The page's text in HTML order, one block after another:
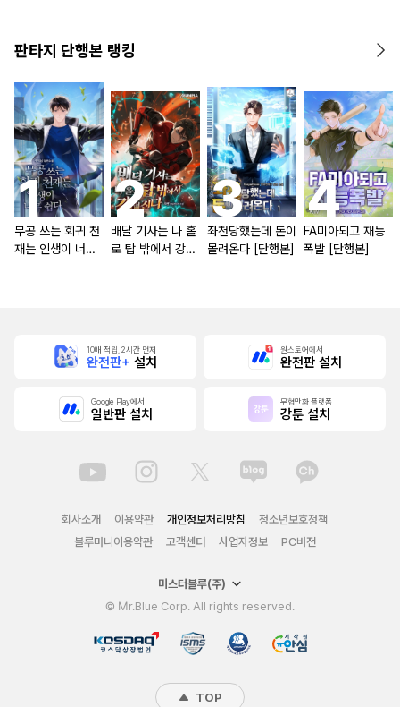
판타지 단행본 랭킹
무공 쓰는 회귀 천
재는 인생이 너무
배달 기사는 나 홀
로 탑 밖에서 강해
좌천당했는데 돈이
몰려온다 [단행본]
FA미아되고 재능
폭발 [단행본]
10배 적립, 2시간 먼저
완전판+ 설치
원스토어에서
완전판 설치
Google Play에서
일반판 설치
무협만화 플랫폼
강툰 설치
회사소개 이용약관 개인정보처리방침
청소년보호정책
블루머니이용약관
고객센터 사업자정보 PC버전
미스터블루(주)
© Mr.Blue Corp. All rights reserved.
TOP